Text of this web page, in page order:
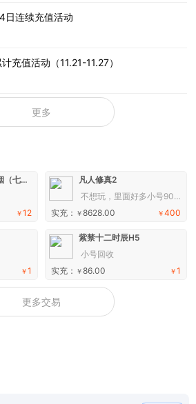
日连续充值活动
充值活动（11.21-11.27）
更多
大秦帝国之帝国烽烟（七日登录侠女同游）手游
￥12
凡人修真2
不想玩，里面好多小号90+以上
￥400
实充： ￥8628.00
￥1
紫禁十二时辰H5
小号回收
￥1
实充： ￥86.00
更多交易